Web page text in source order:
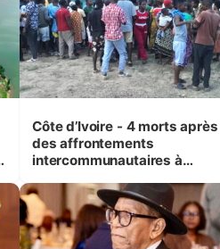
Côte d’Ivoire - 4 morts après
des affrontements
intercommunautaires à
correspondant au milieu des
sinistrés